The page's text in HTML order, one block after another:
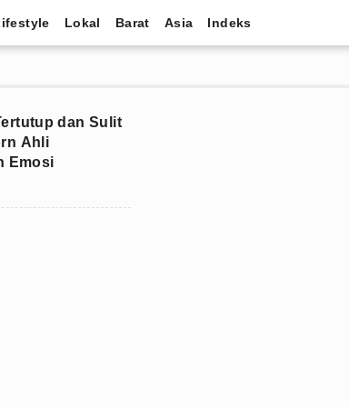
Lokal Barat Asia Indeks
dan Sulit
Ahli
Emosi